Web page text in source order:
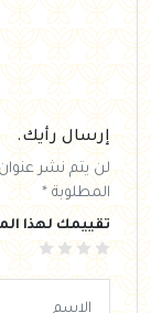
إرسال رأيك.
لن يتم نشر
المطلوبة *
تقييمك لهذا